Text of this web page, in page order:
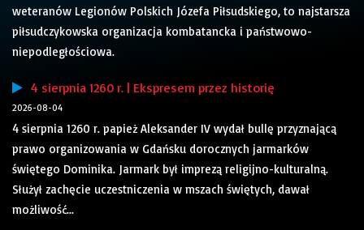
weteranów Legionów Polskich Józefa Piłsudskiego, to najstarsza
piłsudczykowska organizacja kombatancka i państwowo-
niepodległościowa.
4 sierpnia 1260 r. | Ekspresem przez historię
2026-08-04
4 sierpnia 1260 r. papież Aleksander IV wydał bullę przyznającą
prawo organizowania w Gdańsku dorocznych jarmarków
świętego Dominika. Jarmark był imprezą religijno-kulturalną.
Służył zachęcie uczestniczenia w mszach świętych, dawał
możliwość...